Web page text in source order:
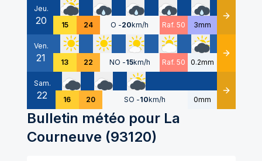
Jeu.
20 15 24 O -20km/h Raf. 50 3mm Détails
Ven.
21 13 22 NO -15km/h Raf. 50 0.2mm Détails
Sam.
22 16 20 SO -10km/h 0mm Détails
Bulletin météo pour La
Courneuve (93120)